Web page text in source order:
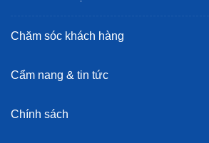
Chăm sóc khách hàng
Cẩm nang & tin tức
Chính sách